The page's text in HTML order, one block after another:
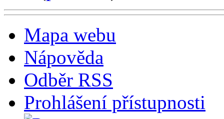
Mapa webu
Nápověda
Odběr RSS
Prohlášení přístupnosti